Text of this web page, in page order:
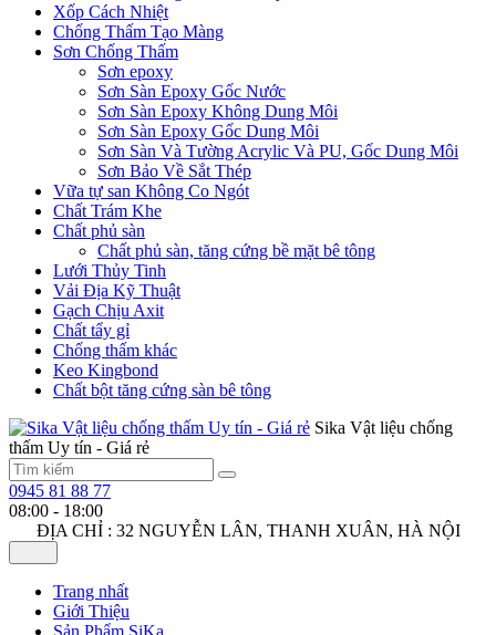
Xốp Cách Nhiệt
Chống Thấm Tạo Màng
Sơn Chống Thấm
Sơn epoxy
Sơn Sàn Epoxy Gốc Nước
Sơn Sàn Epoxy Không Dung Môi
Sơn Sàn Epoxy Gốc Dung Môi
Sơn Sàn Và Tường Acrylic Và PU, Gốc Dung Môi
Sơn Bảo Về Sắt Thép
Vữa tự san Không Co Ngót
Chất Trám Khe
Chất phủ sàn
Chất phủ sàn, tăng cứng bề mặt bê tông
Lưới Thủy Tinh
Vải Địa Kỹ Thuật
Gạch Chịu Axit
Chất tẩy gỉ
Chống thấm khác
Keo Kingbond
Chất bột tăng cứng sàn bê tông
Sika Vật liệu chống
thấm Uy tín - Giá rẻ
0945 81 88 77
08:00 - 18:00
ĐỊA CHỈ : 32 NGUYỄN LÂN, THANH XUÂN, HÀ NỘI
Trang nhất
Giới Thiệu
Sản Phẩm SiKa